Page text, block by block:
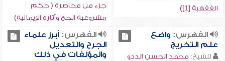
الفقهية [1])
جزء من محاضرة ( حكم
مشروعية الحج وآثاره الإيمانية)
الفهرس: واضع
علم التخريج
للشيخ: محمد الحسن الددو
الفهرس:أبرز علماء
الجرح والتعديل
والمؤلفات في ذلك